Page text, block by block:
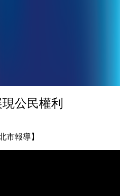
公民權利
市報導】